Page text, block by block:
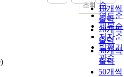
순
연도순
제목순
저자순
발행기
관순
10개씩
출력
20개씩
출력
30개씩
출력
50개씩
조회